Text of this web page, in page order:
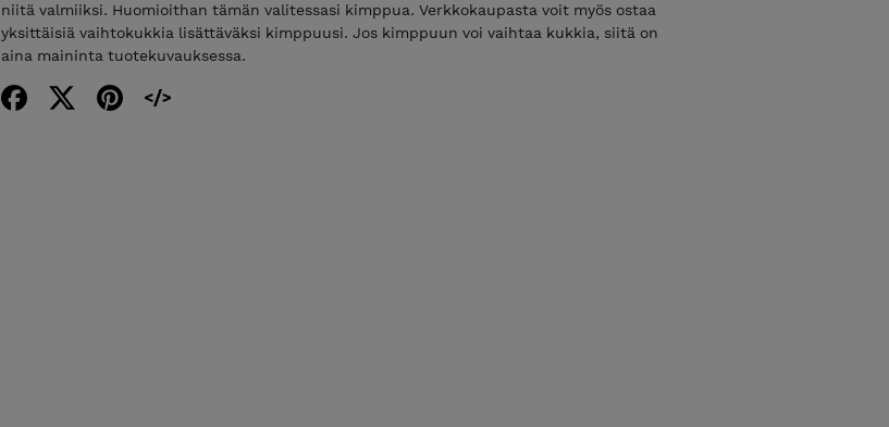
niitä valmiiksi. Huomioithan tämän valitessasi kimppua. Verkkokaupasta voit myös ostaa
yksittäisiä vaihtokukkia lisättäväksi kimppuusi. Jos kimppuun voi vaihtaa kukkia, siitä on
aina maininta tuotekuvauksessa.